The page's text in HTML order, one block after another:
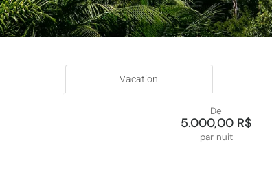
Vacation
De
5.000,00 R$
par nuit